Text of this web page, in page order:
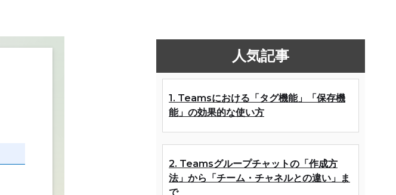
人気記事
1. Teamsにおける「タグ機能」「保存機
能」の効果的な使い方
2. Teamsグループチャットの「作成方
法」から「チーム・チャネルとの違い」ま
で